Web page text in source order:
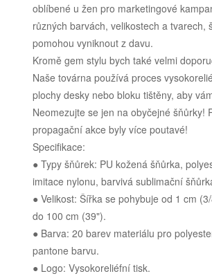
oblíbené u žen pro marketingové
různých barvách, velikostech a tvarech,
pomohou vyniknout z davu.
Kromě gem stylu bych také velmi
Naše továrna používá proces
plochy desky nebo bloku tištěny, aby
Neomezujte se jen na obyčejné šňůrky!
propagační akce byly více poutavé!
Specifikace:
● Typy šňůrek: PU kožená šňůrka,
imitace nylonu, barvivá sublimační
● Velikost: Šířka se pohybuje od 1 cm
do 100 cm (39").
● Barva: 20 barev materiálu pro
pantone barvu.
● Logo: Vysokoreliéfní tisk.